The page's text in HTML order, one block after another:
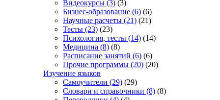
Видеокурсы (3) (3)
Бизнес-образование (6) (6)
Научные расчеты (21) (21)
Тесты (23) (23)
Психология, тесты (14) (14)
Медицина (8) (8)
Расписание занятий (6) (6)
Прочие программы (20) (20)
Изучение языков
Самоучители (29) (29)
Словари и справочники (8) (8)